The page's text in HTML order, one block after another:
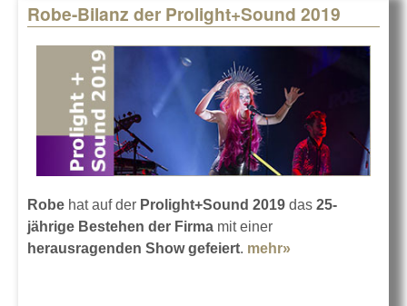
Robe-Bilanz der Prolight+Sound 2019
Robe hat auf der Prolight+Sound 2019 das 25-
jährige Bestehen der Firma mit einer
herausragenden Show gefeiert. mehr»